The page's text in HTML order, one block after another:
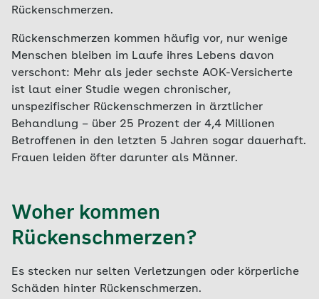
Rückenschmerzen.
Rückenschmerzen kommen häufig vor, nur wenige
Menschen bleiben im Laufe ihres Lebens davon
verschont: Mehr als jeder sechste AOK-Versicherte
ist laut einer Studie wegen chronischer,
unspezifischer Rückenschmerzen in ärztlicher
Behandlung – über 25 Prozent der 4,4 Millionen
Betroffenen in den letzten 5 Jahren sogar dauerhaft.
Frauen leiden öfter darunter als Männer.
Woher kommen
Rückenschmerzen?
Es stecken nur selten Verletzungen oder körperliche
Schäden hinter Rückenschmerzen.